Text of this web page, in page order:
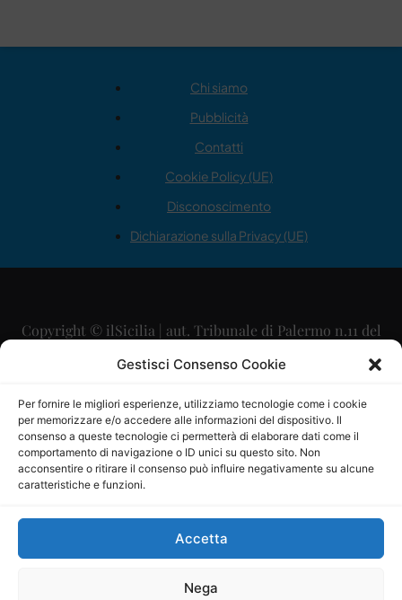
Gestisci Consenso Cookie
Per fornire le migliori esperienze, utilizziamo tecnologie come i cookie
per memorizzare e/o accedere alle informazioni del dispositivo. Il
consenso a queste tecnologie ci permetterà di elaborare dati come il
comportamento di navigazione o ID unici su questo sito. Non
acconsentire o ritirare il consenso può influire negativamente su alcune
caratteristiche e funzioni.
Accetta
Nega
Chi siamo
Pubblicità
Contatti
Cookie Policy (UE)
Disconoscimento
Dichiarazione sulla Privacy (UE)
Copyright © ilSicilia | aut. Tribunale di Palermo n.11 del
29/09/2015
Direttore Editoriale: Maurizio Scaglione
Direttore Responsabile: Maria Calabrese
P.IVA: 06334930820
Mercurio Comunicazione Società Cooperativa a r.l. è
iscritta al Registro degli Operatori di Comunicazione al